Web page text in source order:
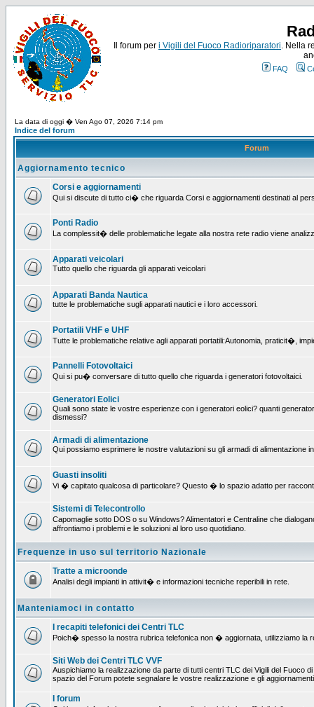
Il forum per i Vigili del Fuoco Radioriparatori. Nella
FAQ
La data di oggi � Ven Ago 07, 2026 7:14 pm
Indice del forum
Forum
Aggiornamento tecnico
Corsi e aggiornamenti
Qui si discute di tutto ci� che riguarda Corsi e aggiornamenti destinati al
Ponti Radio
La complessit� delle problematiche legate alla nostra rete radio viene
Apparati veicolari
Tutto quello che riguarda gli apparati veicolari
Apparati Banda Nautica
tutte le problematiche sugli apparati nautici e i loro accessori.
Portatili VHF e UHF
Tutte le problematiche relative agli apparati portatili:Autonomia, praticit�,
Pannelli Fotovoltaici
Qui si pu� conversare di tutto quello che riguarda i generatori fotovoltaici.
Generatori Eolici
Quali sono state le vostre esperienze con i generatori eolici? quanti
dismessi?
Armadi di alimentazione
Qui possiamo esprimere le nostre valutazioni su gli armadi di alimentazione
Guasti insoliti
Vi � capitato qualcosa di particolare? Questo � lo spazio adatto per
Sistemi di Telecontrollo
Capomaglie sotto DOS o su Windows? Alimentatori e Centraline che
affrontiamo i problemi e le soluzioni al loro uso quotidiano.
Frequenze in uso sul territorio Nazionale
Tratte a microonde
Analisi degli impianti in attivit� e informazioni tecniche reperibili in rete.
Manteniamoci in contatto
I recapiti telefonici dei Centri TLC
Poich� spesso la nostra rubrica telefonica non � aggiornata, utilizziamo la
Siti Web dei Centri TLC VVF
Auspichiamo la realizzazione da parte di tutti centri TLC dei Vigili del Fuoco
spazio del Forum potete segnalare le vostre realizzazione e gli
I forum